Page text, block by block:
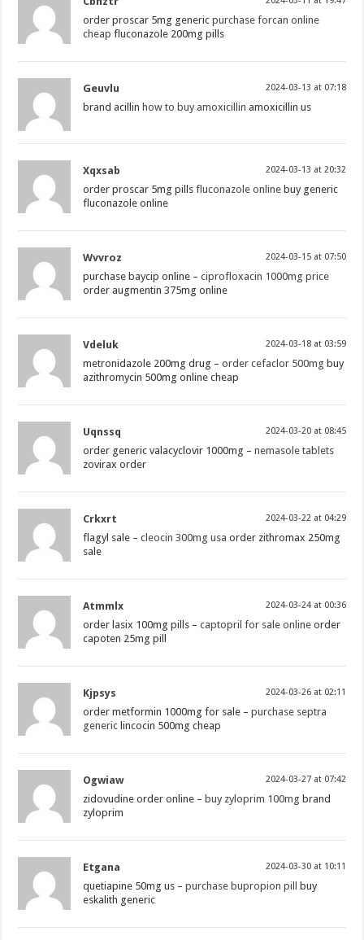
order proscar 5mg genericpurchase forcan online
cheap fluconazole 200mg pills
Geuvlu 2024-03-13 at 07:18
brand acillin how to buy amoxicillin amoxicillin us
Xqxsab 2024-03-13 at 20:32
order proscar 5mg pillsfluconazole online buy generic
fluconazole online
Wvvroz 2024-03-15 at 07:50
purchase baycip online –ciprofloxacin 1000mg price
order augmentin 375mg online
Vdeluk 2024-03-18 at 03:59
metronidazole 200mg drug –order cefaclor 500mg buy
azithromycin 500mg online cheap
Uqnssq 2024-03-20 at 08:45
order generic valacyclovir 1000mg –nemasole tablets
zovirax order
Crkxrt 2024-03-22 at 04:29
flagyl sale –cleocin 300mg usa order zithromax 250mg
sale
Atmmlx 2024-03-24 at 00:36
order lasix 100mg pills –captopril for sale online order
capoten 25mg pill
Kjpsys 2024-03-26 at 02:11
order metformin 1000mg for sale –purchase septra
generic lincocin 500mg cheap
Ogwiaw 2024-03-27 at 07:42
zidovudine order online – buy zyloprim 100mg brand
zyloprim
Etgana 2024-03-30 at 10:11
quetiapine 50mg us –purchase bupropion pill
buy
eskalith generic